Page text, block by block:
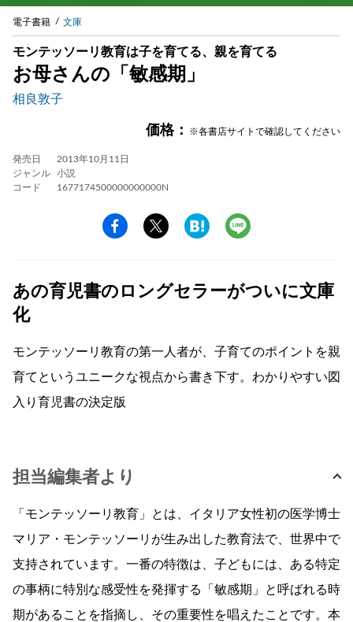
電子書籍 文庫
モンテッソーリ教育は子を育てる、親を育てる
お母さんの「敏感期」
相良敦子
価格： ※各書店サイトで確認してください
発売日
2013年10月11日
ジャンル
小説
コード
1677174500000000000N
あの育児書のロングセラーがついに文庫
化
モンテッソーリ教育の第一人者が、子育てのポイントを親
育てというユニークな視点から書き下す。わかりやすい図
入り育児書の決定版
担当編集者より
「モンテッソーリ教育」とは、イタリア女性初の医学博士
マリア・モンテッソーリが生み出した教育法で、世界中で
支持されています。一番の特徴は、子どもには、ある特定
の事柄に特別な感受性を発揮する「敏感期」と呼ばれる時
期があることを指摘し、その重要性を唱えたことです。本